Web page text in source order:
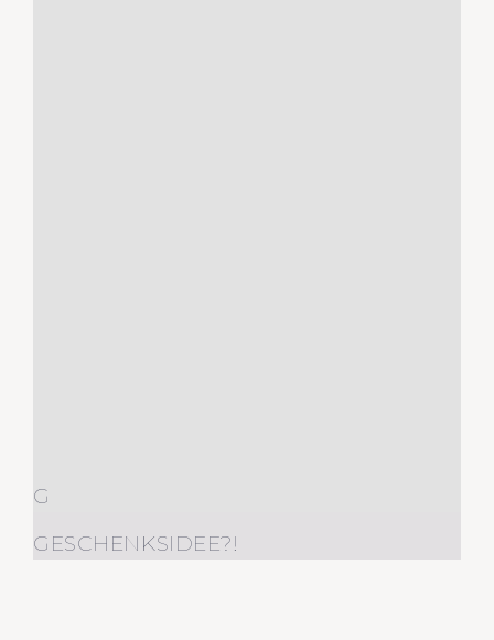
G
GESCHENKSIDEE?!